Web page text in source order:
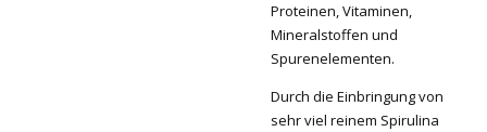
Proteinen, Vitaminen,
Mineralstoffen und
Spurenelementen.
Durch die Einbringung von
sehr viel reinem Spirulina